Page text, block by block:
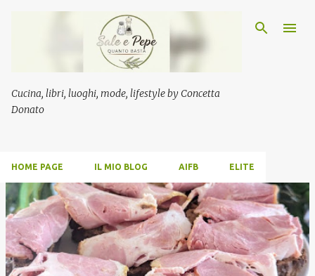
Passa ai contenuti principali
Cucina, libri, luoghi, mode, lifestyle by Concetta
Donato
HOME PAGE IL MIO BLOG AIFB ELITE
P
o
s
t